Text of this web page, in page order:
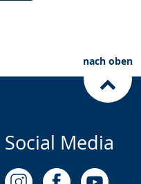
nach oben
Social Media